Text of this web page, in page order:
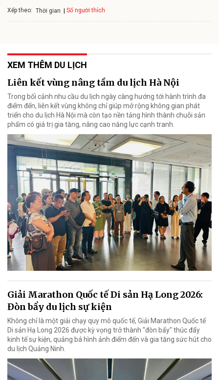
Xếp theo: Thời gian Số người thích
XEM THÊM DU LỊCH
Liên kết vùng nâng tầm du lịch Hà Nội
Trong bối cảnh nhu cầu du lịch ngày càng hướng tới hành trình đa
điểm đến, liên kết vùng không chỉ giúp mở rộng không gian phát
triển cho du lịch Hà Nội mà còn tạo nền tảng hình thành chuỗi sản
phẩm có giá trị gia tăng, nâng cao năng lực cạnh tranh.
Giải Marathon Quốc tế Di sản Hạ Long 2026:
Đòn bẩy du lịch sự kiện
Không chỉ là một giải chạy quy mô quốc tế, Giải Marathon Quốc tế
Di sản Hạ Long 2026 được kỳ vọng trở thành "đòn bẩy" thúc đẩy
kinh tế sự kiện, quảng bá hình ảnh điểm đến và gia tăng sức hút cho
du lịch Quảng Ninh.